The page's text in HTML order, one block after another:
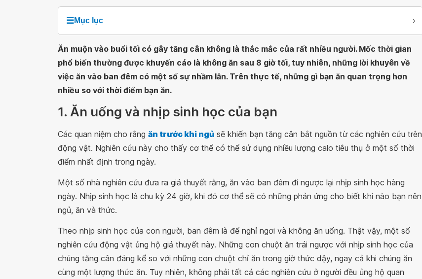
☰Mục lục
Ăn muộn vào buổi tối có gây tăng cân không là thắc mắc của rất nhiều người. Mốc thời gian
phổ biến thường được khuyến cáo là không ăn sau 8 giờ tối, tuy nhiên, những lời khuyên về
việc ăn vào ban đêm có một số sự nhầm lẫn. Trên thực tế, những gì bạn ăn quan trọng hơn
nhiều so với thời điểm bạn ăn.
1. Ăn uống và nhịp sinh học của bạn
Các quan niệm cho rằng ăn trước khi ngủ sẽ khiến bạn tăng cân bắt nguồn từ các nghiên cứu trên
động vật. Nghiên cứu này cho thấy cơ thể có thể sử dụng nhiều lượng calo tiêu thụ ở một số thời
điểm nhất định trong ngày.
Một số nhà nghiên cứu đưa ra giả thuyết rằng, ăn vào ban đêm đi ngược lại nhịp sinh học hàng
ngày. Nhịp sinh học là chu kỳ 24 giờ, khi đó cơ thể sẽ có những phản ứng cho biết khi nào bạn nên
ngủ, ăn và thức.
Theo nhịp sinh học của con người, ban đêm là để nghỉ ngơi và không ăn uống. Thật vậy, một số
nghiên cứu động vật ủng hộ giả thuyết này. Những con chuột ăn trái ngược với nhịp sinh học của
chúng tăng cân đáng kể so với những con chuột chỉ ăn trong giờ thức dậy, ngay cả khi chúng ăn
cùng một lượng thức ăn. Tuy nhiên, không phải tất cả các nghiên cứu ở người đều ủng hộ quan